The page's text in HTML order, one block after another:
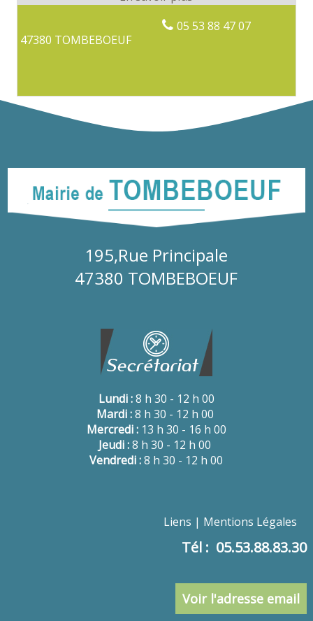
47380 TOMBEBOEUF
05 53 88 47 07
195,Rue Principale
47380 TOMBEBOEUF
Lundi :8 h 30 - 12 h 00
Mardi :8 h 30 - 12 h 00
Mercredi :13 h 30 - 16 h 00
Jeudi :8 h 30 - 12 h 00
Vendredi :8 h 30 - 12 h 00
Liens Mentions Légales
Tél : 05.53.88.83.30
Voir l'adresse email